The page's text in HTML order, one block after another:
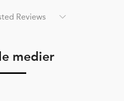
Reviews
medier